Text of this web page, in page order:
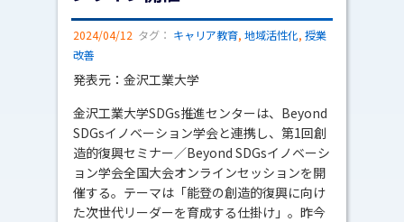
2024/04/12 タグ： キャリア教育, 地域活性化, 授業
改善
発表元：金沢工業大学
金沢工業大学SDGs推進センターは、Beyond
SDGsイノベーション学会と連携し、第1回創
造的復興セミナー／Beyond SDGsイノベーシ
ョン学会全国大会オンラインセッションを開
催する。テーマは「能登の創造的復興に向け
た次世代リーダーを育成する仕掛け」。昨今